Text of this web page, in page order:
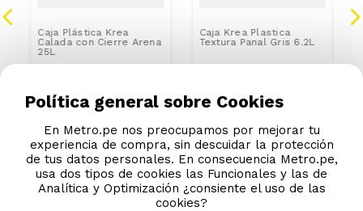
Caja Plástica Krea
Calada con Cierre Arena
25L
S/48.99
Caja Krea Plastica
Textura Panal Gris 6.2L
Política general sobre Cookies
En Metro.pe nos preocupamos por mejorar tu
experiencia de compra, sin descuidar la protección
de tus datos personales. En consecuencia Metro.pe,
usa dos tipos de cookies las Funcionales y las de
Analítica y Optimización ¿consiente el uso de las
cookies?